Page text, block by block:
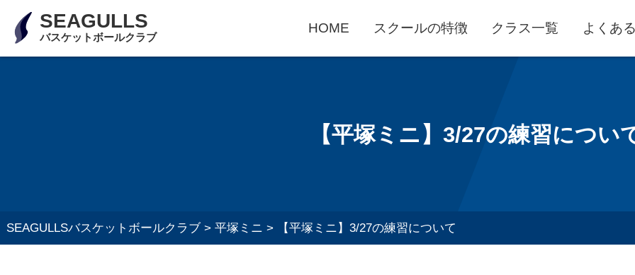
SEAGULLS
バスケットボールクラブ
HOME スクールの特徴 クラス一覧 よくあ
【平塚ミニ】3/27の練習につい
SEAGULLSバスケットボールクラブ> 平塚ミニ > 【平塚ミニ】3/27の練習について